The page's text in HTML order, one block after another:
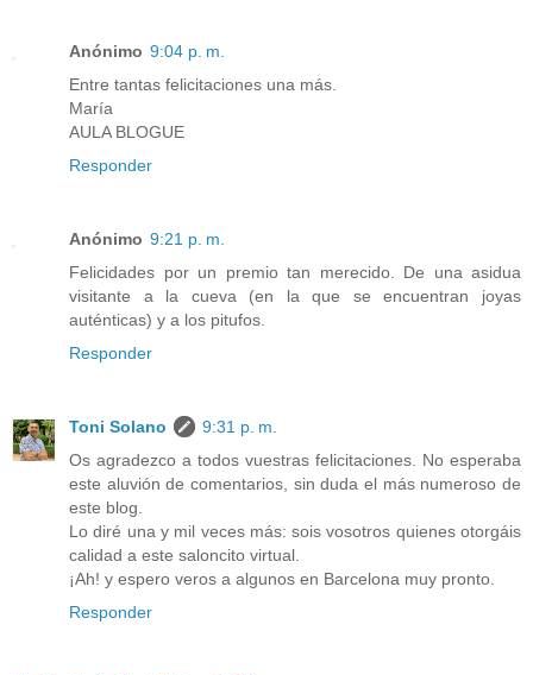
Anónimo 9:04 p. m.
Entre tantas felicitaciones una más.
María
AULA BLOGUE
Responder
Anónimo 9:21 p. m.
Felicidades por un premio tan merecido. De una asidua
visitante a la cueva (en la que se encuentran joyas
auténticas) y a los pitufos.
Responder
Toni Solano
9:31 p. m.
Os agradezco a todos vuestras felicitaciones. No esperaba
este aluvión de comentarios, sin duda el más numeroso de
este blog.
Lo diré una y mil veces más: sois vosotros quienes otorgáis
calidad a este saloncito virtual.
¡Ah! y espero veros a algunos en Barcelona muy pronto.
Responder